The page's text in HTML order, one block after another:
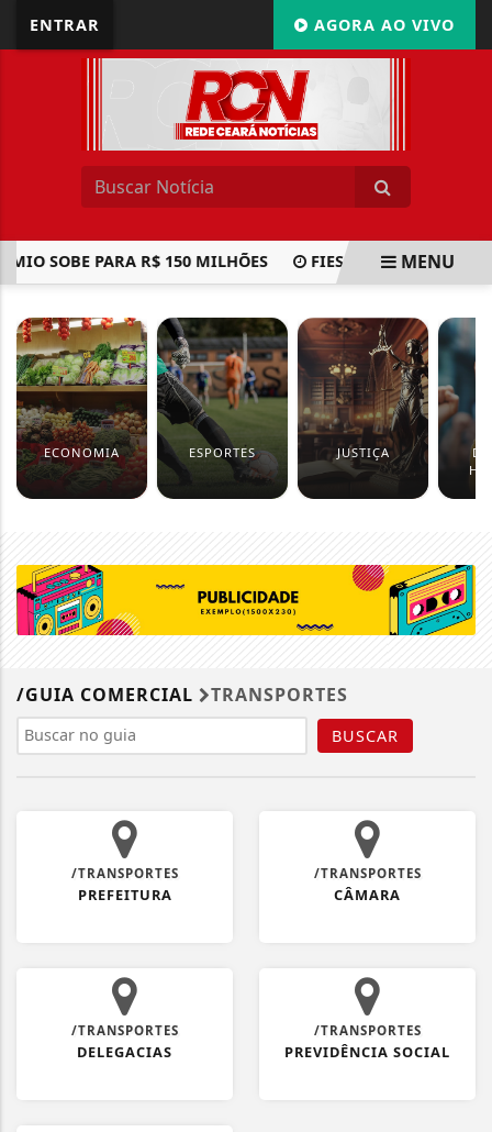
ENTRAR AGORA AO VIVO
SOBE PARA R$ 150 MILHÕES FIES: INSCRIÇÕES PARA
MENU
ECONOMIA ESPORTES JUSTIÇA
/GUIA COMERCIAL TRANSPORTES
BUSCAR
/TRANSPORTES
PREFEITURA
/TRANSPORTES
CÂMARA
/TRANSPORTES
DELEGACIAS
/TRANSPORTES
PREVIDÊNCIA SOCIAL